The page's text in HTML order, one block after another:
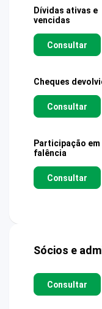
Dívidas ativas e
vencidas
Consultar
Cheques
Consultar
Participação em
falência
Consultar
Sócios e
Consultar